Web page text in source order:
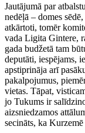
Jautājumā par
nedēļā – domes
atkārtoti, tomēr
vada Ligita Gintere,
gada budžetā tam
deputāti, iespējams,
apstiprināja arī
pakalpojumus,
vietas. Tāpat,
jo Tukums ir
aizsniedzamos
secināts, ka